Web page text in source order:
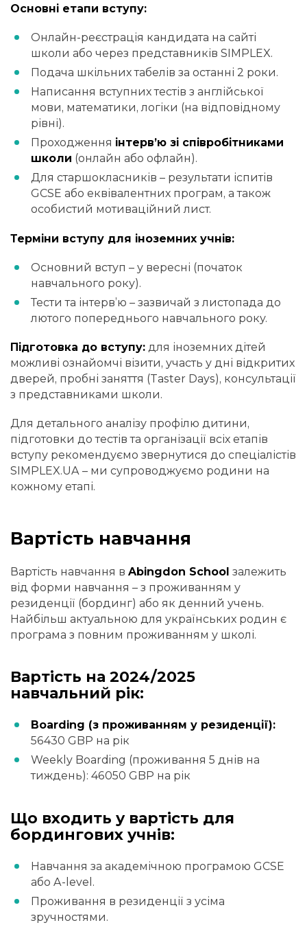
Основні етапи вступу:
Онлайн-реєстрація кандидата на сайті
школи або через представників SIMPLEX.
Подача шкільних табелів за останні 2 роки.
Написання вступних тестів з англійської
мови, математики, логіки (на відповідному
рівні).
Проходження інтерв’ю зі співробітниками
школи (онлайн або офлайн).
Для старшокласників – результати іспитів
GCSE або еквівалентних програм, а також
особистий мотиваційний лист.
Терміни вступу для іноземних учнів:
Основний вступ – у вересні (початок
навчального року).
Тести та інтерв’ю – зазвичай з листопада до
лютого попереднього навчального року.
Підготовка до вступу: для іноземних дітей
можливі ознайомчі візити, участь у дні відкритих
дверей, пробні заняття (Taster Days), консультації
з представниками школи.
Для детального аналізу профілю дитини,
підготовки до тестів та організації всіх етапів
вступу рекомендуємо звернутися до спеціалістів
SIMPLEX.UA – ми супроводжуємо родини на
кожному етапі.
Вартість навчання
Вартість навчання в Abingdon School залежить
від форми навчання – з проживанням у
резиденції (бординг) або як денний учень.
Найбільш актуальною для українських родин є
програма з повним проживанням у школі.
Вартість на 2024/2025
навчальний рік:
Boarding (з проживанням у резиденції):
56430 GBP на рік
Weekly Boarding (проживання 5 днів на
тиждень): 46050 GBP на рік
Що входить у вартість для
бордингових учнів:
Навчання за академічною програмою GCSE
або A-level.
Проживання в резиденції з усіма
зручностями.